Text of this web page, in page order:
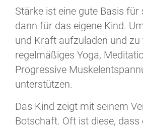
Stärke ist eine gute Basis für
dann für das eigene Kind.
und Kraft aufzuladen und zu
regelmäßiges Yoga,
Progressive
unterstützen.
Das Kind zeigt mit seinem
Botschaft. Oft ist diese, dass